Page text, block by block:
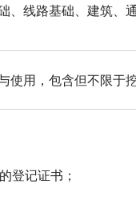
、线路基础、建筑、
使用，包含但不限于
登记证书；